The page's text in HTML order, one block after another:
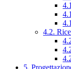
4.2.
5.